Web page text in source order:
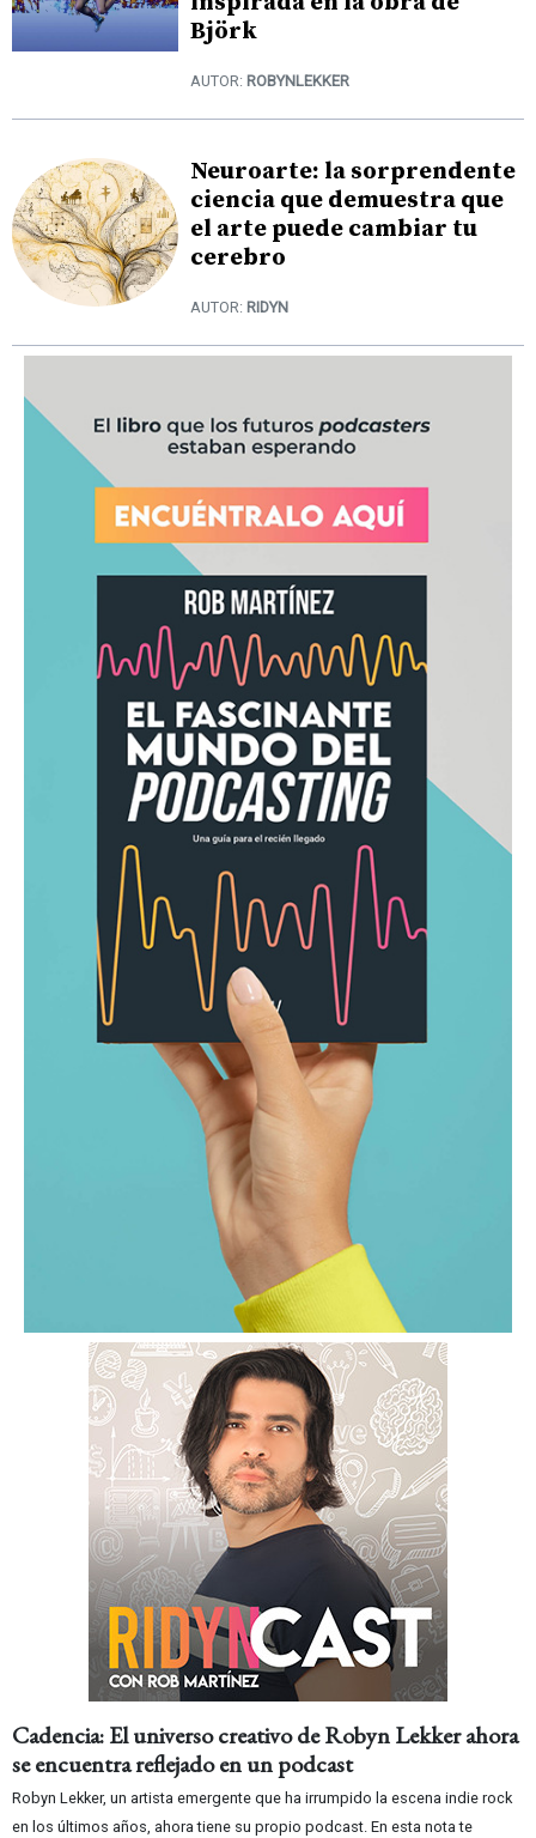
Björk
AUTOR: ROBYNLEKKER
Neuroarte: la sorprendente
ciencia que demuestra que
el arte puede cambiar tu
cerebro
AUTOR: RIDYN
Cadencia: El universo creativo de Robyn Lekker ahora
se encuentra reflejado en un podcast
Robyn Lekker, un artista emergente que ha irrumpido la escena indie rock
en los últimos años, ahora tiene su propio podcast. En esta nota te